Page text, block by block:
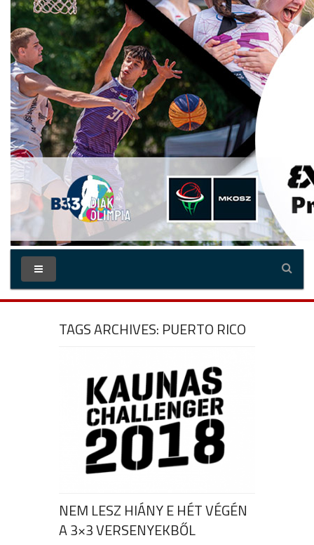
TAGS ARCHIVES: PUERTO RICO
NEM LESZ HIÁNY E HÉT VÉGÉN
A 3×3 VERSENYEKBŐL